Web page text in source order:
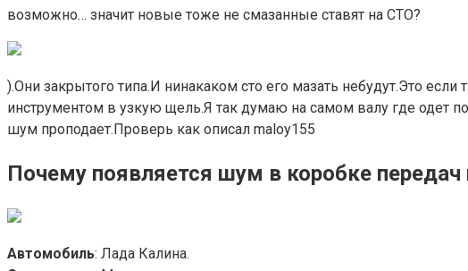
возможно… значит новые тоже не смазанные ставят на СТО?
).Они закрытого типа.И нинакаком сто его мазать небудут.Это
инструментом в узкую щель.Я так думаю на самом валу где одет
шум проподает.Проверь как описал maloy155
Почему появляется шум в коробке
Автомобиль: Лада Калина.